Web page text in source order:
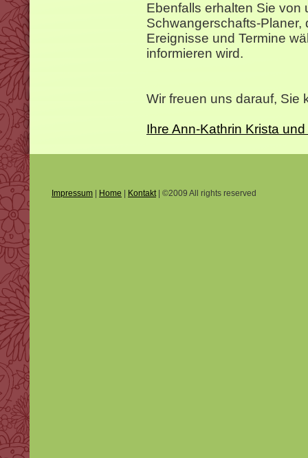
Ebenfalls erhalten Sie von
Schwangerschafts-Planer,
Ereignisse und Termine
informieren wird.
Wir freuen uns darauf, Sie
Ihre Ann-Kathrin Krista
Impressum Home Kontakt| ©2009 All rights reserved